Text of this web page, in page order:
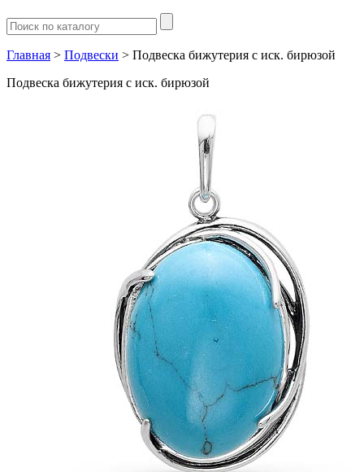
Главная > Подвески > Подвеска бижутерия с иск. бирюзой
Подвеска бижутерия с иск. бирюзой